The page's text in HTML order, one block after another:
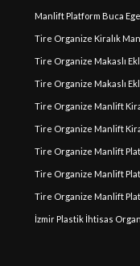
Manlift Platform Buca
Tire Organize Kiralık
Tire Organize Makaslı
Tire Organize Makaslı
Tire Organize Manlift
Tire Organize Manlift
Tire Organize Manlift
Tire Organize Manlift
Tire Organize Manlift
İzmir Plastik İhtisas